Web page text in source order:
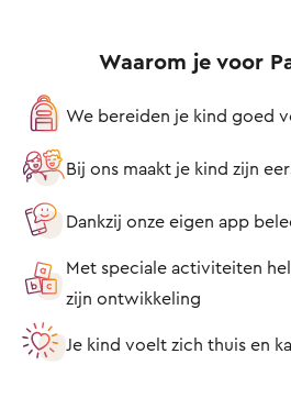
Waarom je voor
We bereiden je kind goed
Bij ons maakt je kind zijn
Dankzij onze eigen app
Met speciale activiteiten
zijn ontwikkeling
Je kind voelt zich thuis en